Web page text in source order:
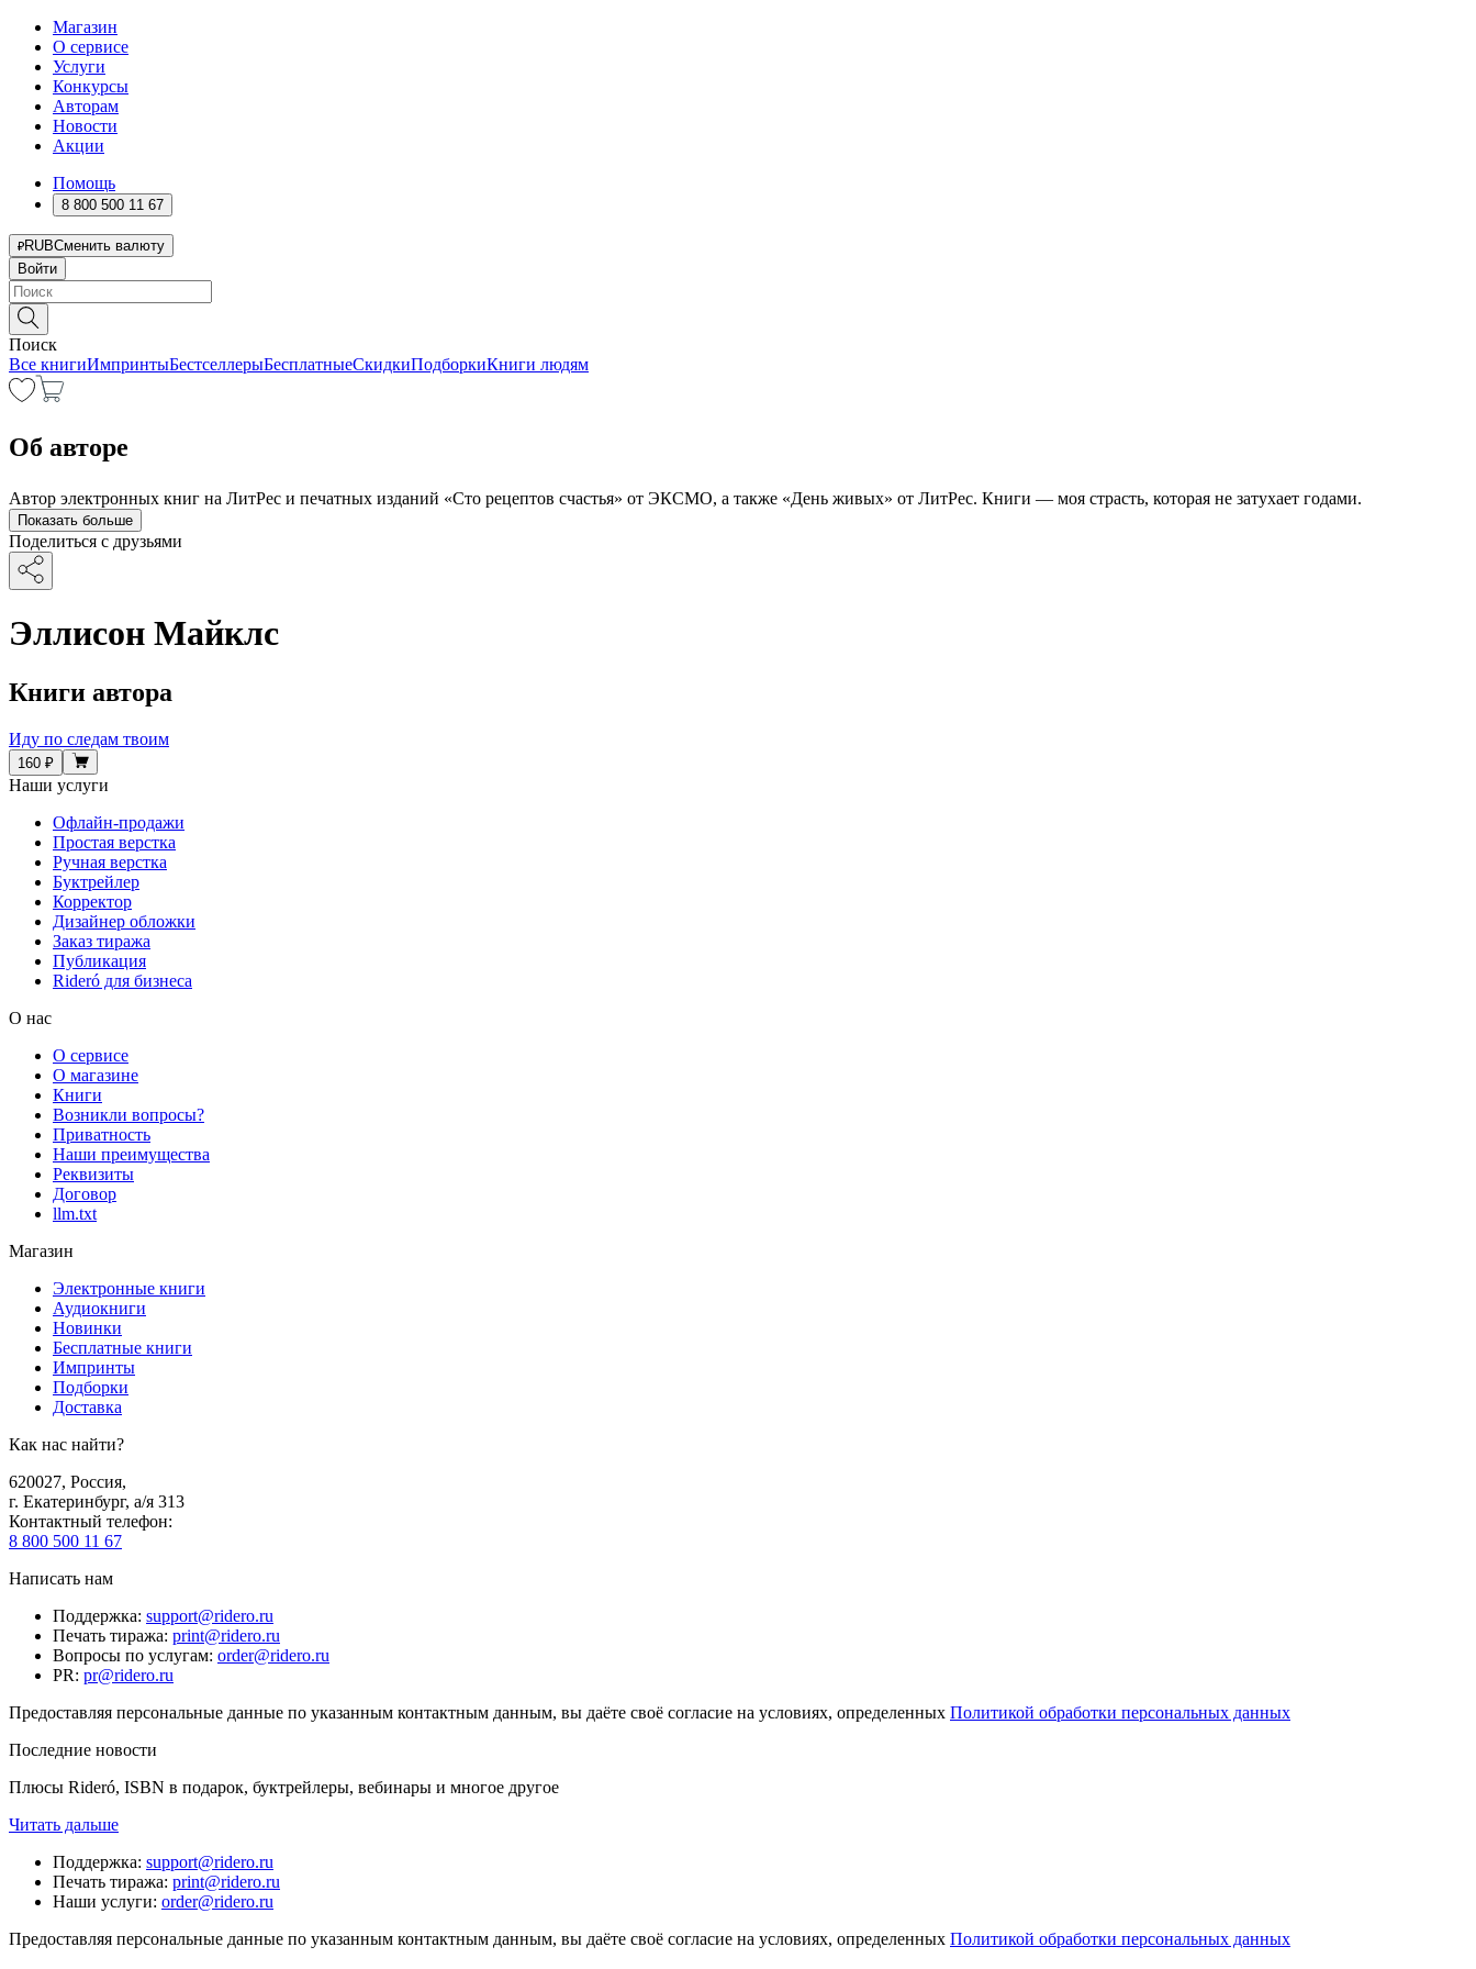
Магазин
О сервисе
Услуги
Конкурсы
Авторам
Новости
Акции
Помощь
8 800 500 11 67
RUBСменить валюту
Войти
Поиск
Все книгиИмпринтыБестселлерыБесплатныеСкидкиПодборкиКниги людям
Об авторе
Автор электронных книг на ЛитРес и печатных изданий «Сто рецептов счастья» от ЭКСМО, а также «День живых» от ЛитРес. Книги — моя страсть, которая не затухает годами.
Показать больше
Поделиться с друзьями
Эллисон Майклс
Книги автора
Иду по следам твоим
160 ₽
Наши услуги
Офлайн-продажи
Простая верстка
Ручная верстка
Буктрейлер
Корректор
Дизайнер обложки
Заказ тиража
Публикация
Rideró для бизнеса
О нас
О сервисе
О магазине
Книги
Возникли вопросы?
Приватность
Наши преимущества
Реквизиты
Договор
llm.txt
Магазин
Электронные книги
Аудиокниги
Новинки
Бесплатные книги
Импринты
Подборки
Доставка
Как нас найти?
620027, Россия,
г. Екатеринбург, а/я 313
Контактный телефон:
8 800 500 11 67
Написать нам
Поддержка: support@ridero.ru
Печать тиража: print@ridero.ru
Вопросы по услугам: order@ridero.ru
PR: pr@ridero.ru
Предоставляя персональные данные по указанным контактным данным, вы даёте своё согласие на условиях, определенных Политикой обработки персональных данных
Последние новости
Плюсы Rideró, ISBN в подарок, буктрейлеры, вебинары и многое другое
Читать дальше
Поддержка: support@ridero.ru
Печать тиража: print@ridero.ru
Наши услуги: order@ridero.ru
Предоставляя персональные данные по указанным контактным данным, вы даёте своё согласие на условиях, определенных Политикой обработки персональных данных